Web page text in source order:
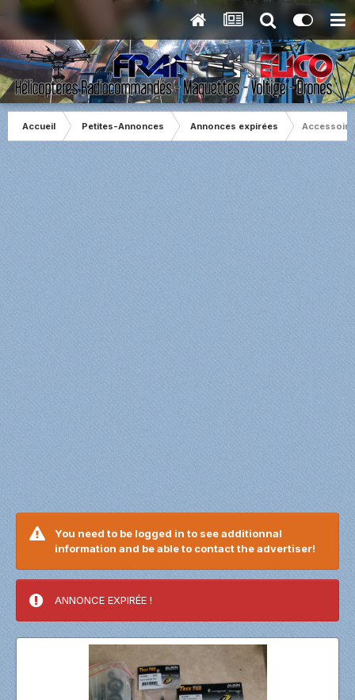
Accueil Petites-Annonces Annonces expirées
You need to be logged in to see additionnal
information and be able to contact the advertiser!
ANNONCE EXPIRÉE !